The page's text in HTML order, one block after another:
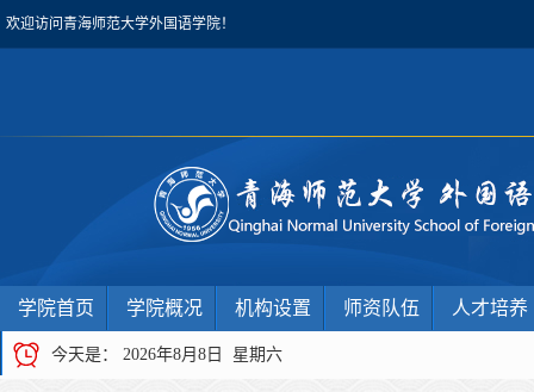
欢迎访问青海师范大学外国语学院！
学院首页 学院概况 机构设置 师资队伍 人才培养
今天是： 2026年8月8日 星期六